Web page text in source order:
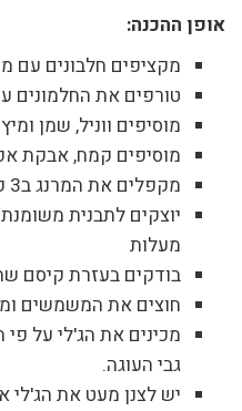
אופן ההכנה:
מקציפים חלבונים עם
טורפים את החלמונים
מוסיפים ווניל, שמן
מוסיפים קמח, אבקת
מקפלים את המרנג ב3 פעימות עד לקבלת מסה אחידה
מעלות
בודקים בעזרת קיסם
חוצים את המשמשים
מכינים את הג'לי על פי
גבי העוגה.
יש לצנן מעט את הג'לי